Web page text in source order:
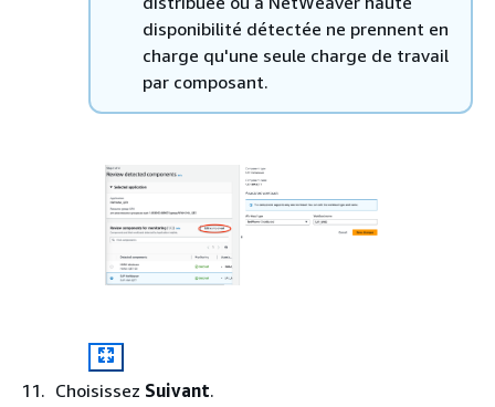
disponibilité détectée ne prennent en
charge qu'une seule charge de travail
par composant.
Choisissez Suivant.